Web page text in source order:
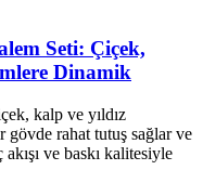
Seti: Çiçek,
Dinamik
kalp ve yıldız
gövde rahat tutuş sağlar ve
ve baskı kalitesiyle